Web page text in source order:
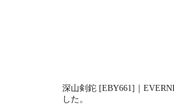
深山剣鉈 [EBY661]｜
した。